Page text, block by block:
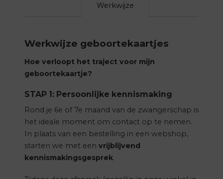
Werkwijze
Werkwijze geboortekaartjes
Hoe verloopt het traject voor mijn
geboortekaartje?
STAP 1: Persoonlijke kennismaking
Rond je 6e of 7e maand van de zwangerschap is
het ideale moment om contact op te nemen.
In plaats van een bestelling in een webshop,
starten we met een vrijblijvend
kennismakingsgesprek.